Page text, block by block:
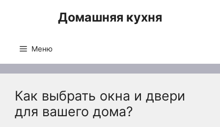
Домашняя кухня
Меню
Как выбрать окна и двери
для вашего дома?